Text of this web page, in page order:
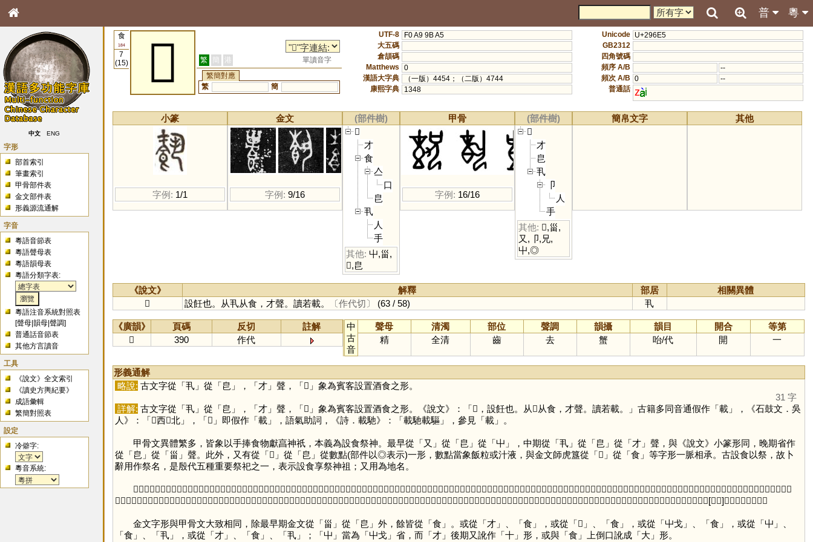
粵
普
中文 ENG
字形
部首索引
筆畫索引
甲骨部件表
金文部件表
形義源流通解
字音
粵語音節表
粵語聲母表
粵語韻母表
粵語分類字表:
粵語注音系統對照表
[聲母 |韻母 |聲調]
普通話音節表
其他方言讀音
工具
《說文》全文索引
《讀史方輿紀要》
成語彙輯
繁簡對照表
設定
冷僻字:
粵音系統:
食
184
7
(15)
𩛥 繁 簡 港
單讀音字
繁簡對應
繁
簡
UTF-8
F0 A9 9B A5
大五碼
倉頡碼
Matthews
0
漢語大字典
（一版）4454；（二版）4744
康熙字典
1348
Unicode U+296E5
GB2312
四角號碼
頻序 A/B
--
頻次 A/B 0
--
普通話 z i
小篆
字例: 1/1
金文
字例: 9/16
(部件樹)
𩛥
才
食
亼
口
皀
丮
人
手
其他: 屮,甾,
𢦔,皀
甲骨
字例: 16/16
(部件樹)
𩛥
才
皀
丮
卩
人
手
其他: 𢦔,甾,
又 , 卩, 兄,
屮,◎
簡帛文字 其他
《說文》 解釋 部居
相關異體
𩛥
設飪也。从丮从食，才聲。讀若載。 〔作代切〕 (63 / 58) 丮
《廣韻》 頁碼 反切
註解
𩛥
390 作代
中
古
音
聲母 清濁 部位 聲調 韻攝 韻目 開合
等第
精
全清 齒 去 蟹 咍/代 開 一
形義通解
略說: 古文字從「丮」從「皀 」，「才」聲，「𩛥 」象為賓客設置酒食之形。
31 字
詳解: 古文字從「丮」從「皀 」，「才」聲，「𩛥 」象為賓客設置酒食之形。《說文》：「𩛥，設飪也。从𠃨从食，才聲。讀若載。」古籍多同音通假作「載」，《石鼓文．吳
人》：「𩛥西𩛥北」，「𩛥 」即假作「載」，語氣助詞，《詩．載馳》：「載馳載驅」，參見「載」。
甲骨文異體繁多，皆象以手捧食物獻亯神祇，本義為設食祭神。最早從「又 」從「皀 」從「屮 」，中期從「丮」從「皀 」從「才」聲，與《說文》小篆形同，晚期省作
從「皀 」從「甾 」聲。此外，又有從「𢦔 」從「皀 」從數點(部件以◎表示)一形，數點當象飯粒或汁液，與金文師虎簋從「𢦔 」從「食 」等字形一脈相承。古設食以祭，故卜
辭用作祭名，是殷代五種重要祭祀之一，表示設食享祭神祖；又用為地名。
「𩛥」字因義近或音近而互換的部件有三組：第一，「又」、「卩」、「丮」、「兄」義近互換。「又」象手、「卩」象跪跽之人側面、「丮」象跪跽之人兩手前伸、「兄」象人跪坐仰首祝禱並向前伸手之形，四形皆表示一人捧持食物祭神，並強調手部動作。第二，「皀」、
「食」義近互換，皆表示載滿食物的器皿，只「食」字添加象倒口形之「亼」，金文作為部件往往通用，參見「𣪘」、「鄉」等。第三，「才」、「甾」、「𢦔」上古同屬之韻，音近相通，故可互換作為「𩛥」字的聲符，而從「屮」，與「𢦔」之作[屮戈]同，皆以才為聲。
金文字形與甲骨文大致相同，除最早期金文從「甾 」從「皀 」外，餘皆從「食 」。或從「才」、「食 」，或從「𢦔 」、「食 」，或從「屮戈」、「食 」，或從「屮 」、
「食 」、「丮」，或從「才」、「食 」、「丮」；「屮 」當為「屮戈」省，而「才」後期又訛作「十」形，或與「食 」上倒口訛成「大」形。